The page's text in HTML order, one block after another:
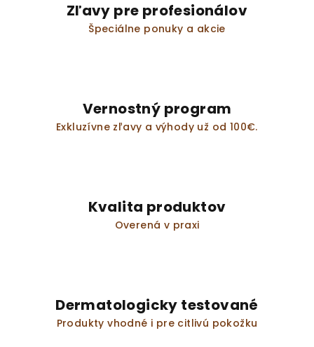
Zľavy pre profesionálov
Špeciálne ponuky a akcie
Vernostný program
Exkluzívne zľavy a výhody už od 100€.
Kvalita produktov
Overená v praxi
Dermatologicky testované
Produkty vhodné i pre citlivú pokožku